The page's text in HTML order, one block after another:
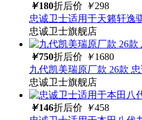
￥180折后价 ￥298
忠诚卫士适用于天籁轩逸
忠诚卫士旗舰店
￥750折后价 ￥1680
九代凯美瑞原厂款 26款
忠诚卫士旗舰店
￥146折后价 ￥458